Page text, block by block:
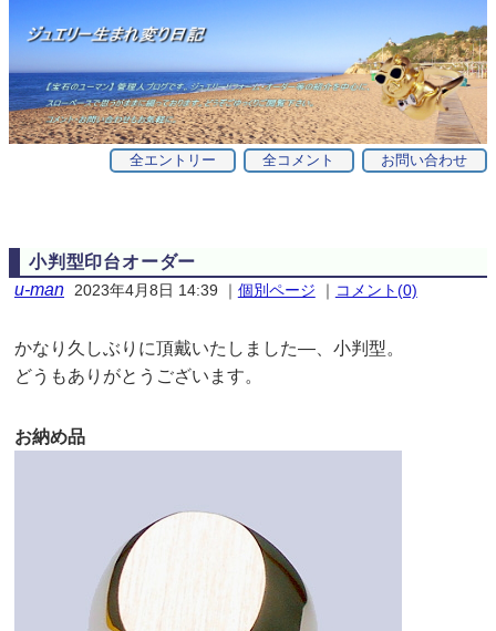
お問い合わせ
全コメント
全エントリー
小判型印台オーダー
u-man 2023年4月8日 14:39 ｜ 個別ページ ｜ コメント(0)
かなり久しぶりに頂戴いたしました—、小判型。
どうもありがとうございます。
お納め品